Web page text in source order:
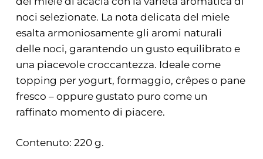
noci selezionate. La nota delicata del miele
esalta armoniosamente gli aromi naturali
delle noci, garantendo un gusto equilibrato e
una piacevole croccantezza. Ideale come
topping per yogurt, formaggio, crêpes o pane
fresco – oppure gustato puro come un
raffinato momento di piacere.
Contenuto: 220 g.